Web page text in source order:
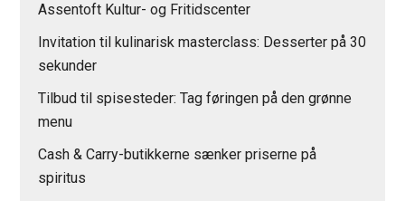
Assentoft Kultur- og Fritidscenter
Invitation til kulinarisk masterclass: Desserter på 30
sekunder
Tilbud til spisesteder: Tag føringen på den grønne
menu
Cash & Carry-butikkerne sænker priserne på
spiritus